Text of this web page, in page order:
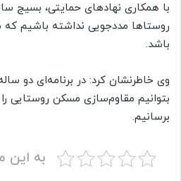
با همکاری نهادهای حمایتی، بسیج
روستاها مددجویی نداشته باشیم
باشد.
وی خاطرنشان کرد: در برنامه‌ای دو
بتوانیم مقاوم‌سازی مسکن روستایی
برسانیم.
به این